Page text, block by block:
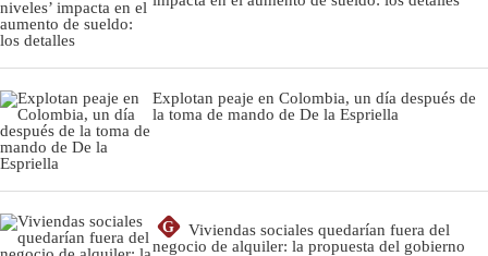
Explotan peaje en Colombia, un día después de
la toma de mando de De la Espriella
G
Viviendas sociales quedarían fuera del
negocio de alquiler: la propuesta del gobierno